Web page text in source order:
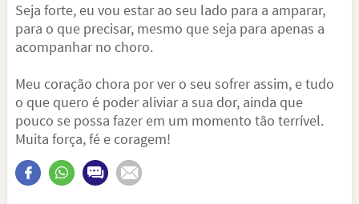
TODAS AS CATEGORIAS
Seja forte, eu vou estar ao seu lado para a amparar,
para o que precisar, mesmo que seja para apenas a
acompanhar no choro.
Meu coração chora por ver o seu sofrer assim, e tudo
o que quero é poder aliviar a sua dor, ainda que
pouco se possa fazer em um momento tão terrível.
Muita força, fé e coragem!